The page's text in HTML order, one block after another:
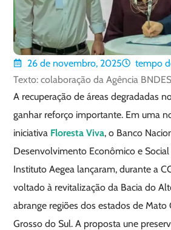
26 de novembro, 2025 tempo
Texto: colaboração da Agência
A recuperação de áreas degradadas
ganhar reforço importante. Em uma
iniciativa Floresta Viva, o Banco
Desenvolvimento Econômico e
Instituto Aegea lançaram, durante a
voltado à revitalização da Bacia do
abrange regiões dos estados de Mato
Grosso do Sul. A proposta une